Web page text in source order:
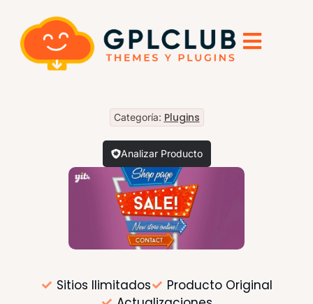
Categoría: Plugins
Analizar Producto
Sitios Ilimitados
Producto Original